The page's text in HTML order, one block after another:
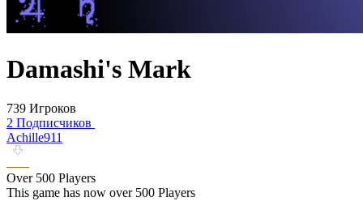
Damashi's Mark
739 Игроков
2 Подписчиков
Achille911
Over 500 Players
This game has now over 500 Players